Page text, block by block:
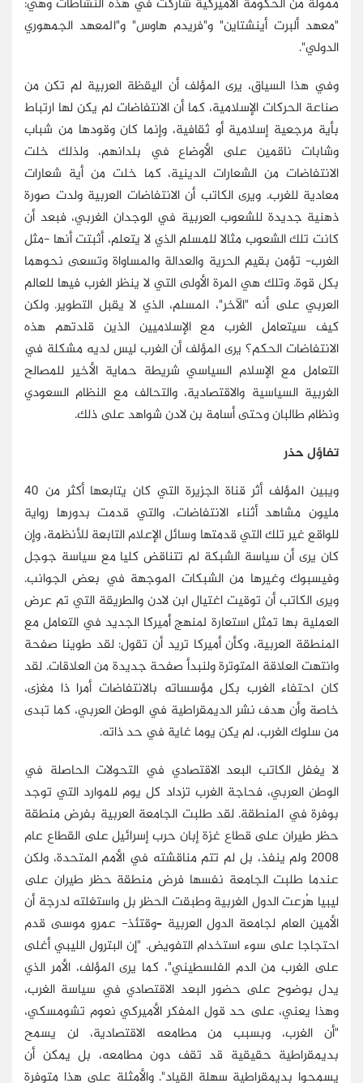
ممولة من الحكومة الأميركية شاركت في هذه النشاطات وهي:
"معهد ألبرت أينشتاين" و"فريدم هاوس" و"المعهد الجمهوري
الدولي".
وفي هذا السياق، يرى المؤلف أن اليقظة العربية لم تكن من
صناعة الحركات الإسلامية، كما أن الانتفاضات لم يكن لها ارتباط
بأية مرجعية إسلامية أو ثقافية، وإنما كان وقودها من شباب
وشابات ناقمين على الأوضاع في بلدانهم، ولذلك خلت
الانتفاضات من الشعارات الدينية، كما خلت من أية شعارات
معادية للغرب. ويرى الكاتب أن الانتفاضات العربية ولدت صورة
ذهنية جديدة للشعوب العربية في الوجدان الغربي، فبعد أن
كانت تلك الشعوب مثالا للمسلم الذي لا يتعلم، أثبتت أنها -مثل
الغرب- تؤمن بقيم الحرية والعدالة والمساواة وتسعى نحوهما
بكل قوة. وتلك هي المرة الأولى التي لا ينظر الغرب فيها للعالم
العربي على أنه "الآخر"، المسلم، الذي لا يقبل التطوير. ولكن
كيف سيتعامل الغرب مع الإسلاميين الذين قلدتهم هذه
الانتفاضات الحكم؟ يرى المؤلف أن الغرب ليس لديه مشكلة في
التعامل مع الإسلام السياسي شريطة حماية الأخير للمصالح
الغربية السياسية والاقتصادية، والتحالف مع النظام السعودي
ونظام طالبان وحتى أسامة بن لادن شواهد على ذلك.
تفاؤل حذر
ويبين المؤلف أثر قناة الجزيرة التي كان يتابعها أكثر من 40
مليون مشاهد أثناء الانتفاضات، والتي قدمت بدورها رواية
للواقع غير تلك التي قدمتها وسائل الإعلام التابعة للأنظمة، وإن
كان يرى أن سياسة الشبكة لم تتناقض كليا مع سياسة جوجل
وفيسبوك وغيرها من الشبكات الموجهة في بعض الجوانب.
ويرى الكاتب أن توقيت اغتيال ابن لادن والطريقة التي تم عرض
العملية بها تمثل استعارة لمنهج أميركا الجديد في التعامل مع
المنطقة العربية، وكأن أميركا تريد أن تقول: لقد طوينا صفحة
وانتهت العلاقة المتوترة ولنبدأ صفحة جديدة من العلاقات. لقد
كان احتفاء الغرب بكل مؤسساته بالانتفاضات أمرا ذا مغزى،
خاصة وأن هدف نشر الديمقراطية في الوطن العربي، كما تبدى
من سلوك الغرب، لم يكن يوما غاية في حد ذاته.
لا يغفل الكاتب البعد الاقتصادي في التحولات الحاصلة في
الوطن العربي، فحاجة الغرب تزداد كل يوم للموارد التي توجد
بوفرة في المنطقة. لقد طلبت الجامعة العربية بفرض منطقة
حظر طيران على قطاع غزة إبان حرب إسرائيل على القطاع عام
2008 ولم ينفذ، بل لم تتم مناقشته في الأمم المتحدة، ولكن
عندما طلبت الجامعة نفسها فرض منطقة حظر طيران على
ليبيا هُرعت الدول الغربية وطبقت الحظر بل واستغلته لدرجة أن
الأمين العام لجامعة الدول العربية –وقتئذ- عمرو موسى قدم
احتجاجا على سوء استخدام التفويض. "إن البترول الليبي أغلى
على الغرب من الدم الفلسطيني"، كما يرى المؤلف، الأمر الذي
يدل بوضوح على حضور البعد الاقتصادي في سياسة الغرب،
وهذا يعني، على حد قول المفكر الأميركي نعوم تشومسكي،
"أن الغرب، وبسبب من مطامعه الاقتصادية، لن يسمح
بديمقراطية حقيقية قد تقف دون مطامعه، بل يمكن أن
يسمحوا بديمقراطية سهلة القياد". والأمثلة على هذا متوفرة